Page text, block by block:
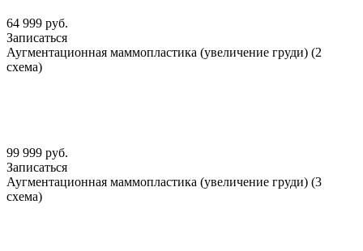
64 999 руб.
Записаться
Аугментационная маммопластика (увеличение груди) (2
схема)
99 999 руб.
Записаться
Аугментационная маммопластика (увеличение груди) (3
схема)